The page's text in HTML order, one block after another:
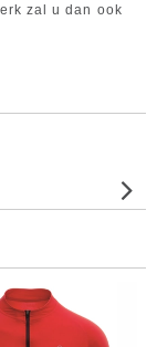
zal u dan ook